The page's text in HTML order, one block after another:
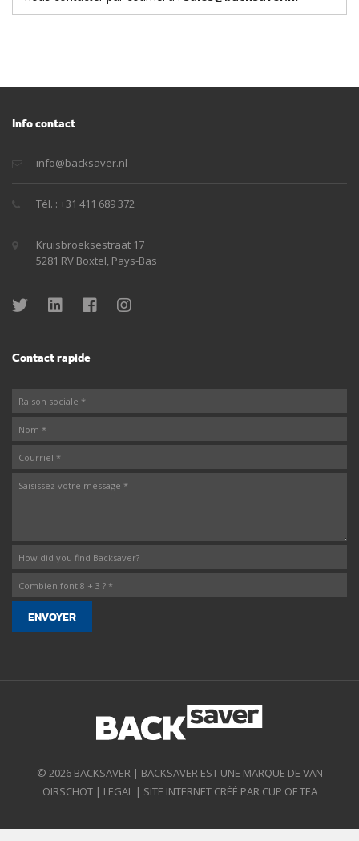
Info contact
info@backsaver.nl
Tél. : +31 411 689 372
Kruisbroeksestraat 17
5281 RV Boxtel, Pays-Bas
Contact rapide
© 2026 BACKSAVER | BACKSAVER EST UNE MARQUE DE VAN
OIRSCHOT | LEGAL| SITE INTERNET CRÉÉ PAR CUP OF TEA